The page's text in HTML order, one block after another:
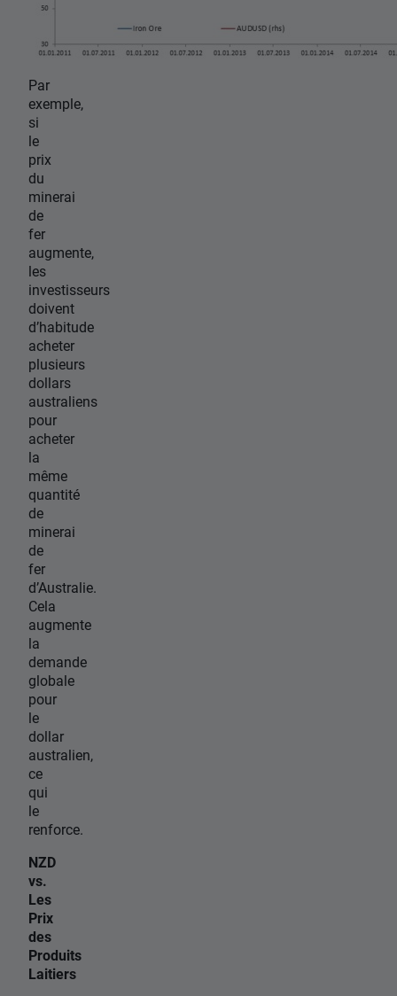
Par
exemple,
si
le
prix
du
minerai
de
fer
augmente,
les
investisseurs
doivent
d’habitude
acheter
plusieurs
dollars
australiens
pour
acheter
la
même
quantité
de
minerai
de
fer
d’Australie.
Cela
augmente
la
demande
globale
pour
le
dollar
australien,
ce
qui
le
renforce.
NZD
vs.
Les
Prix
des
Produits
Laitiers